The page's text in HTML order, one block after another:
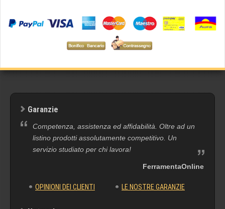
Garanzie
Competenza, assistenza ed affidabilità. Oltre ad un
listino prodotti assolutamente competitivo. Un
servizio studiato per chi lavora!
FerramentaOnline
OPINIONI DEI CLIENTI LE NOSTRE GARANZIE